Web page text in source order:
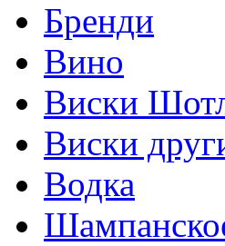
Бренди
Вино
Виски
Виски
Водка